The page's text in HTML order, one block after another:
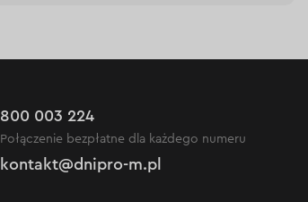
800 003 224
Połączenie bezpłatne dla każdego numeru
kontakt@dnipro-m.pl